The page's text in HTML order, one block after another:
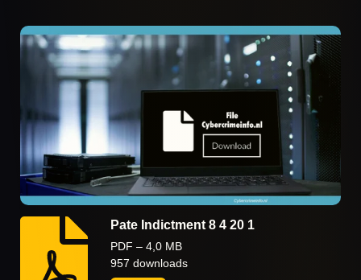
Pate Indictment 8 4 20 1
PDF – 4,0 MB
957 downloads